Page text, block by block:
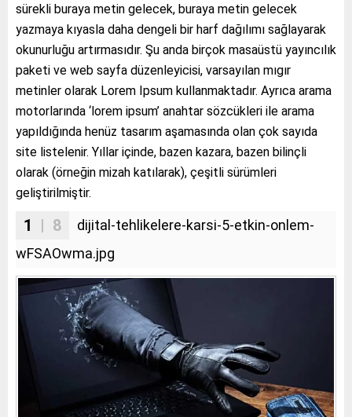
sürekli buraya metin gelecek, buraya metin gelecek
yazmaya kıyasla daha dengeli bir harf dağılımı sağlayarak
okunurluğu artırmasıdır. Şu anda birçok masaüstü yayıncılık
paketi ve web sayfa düzenleyicisi, varsayılan mıgır
metinler olarak Lorem Ipsum kullanmaktadır. Ayrıca arama
motorlarında ‘lorem ipsum’ anahtar sözcükleri ile arama
yapıldığında henüz tasarım aşamasında olan çok sayıda
site listelenir. Yıllar içinde, bazen kazara, bazen bilinçli
olarak (örneğin mizah katılarak), çeşitli sürümleri
geliştirilmiştir.
1 | 8
dijital-tehlikelere-karsi-5-etkin-onlem-
wFSAOwma.jpg